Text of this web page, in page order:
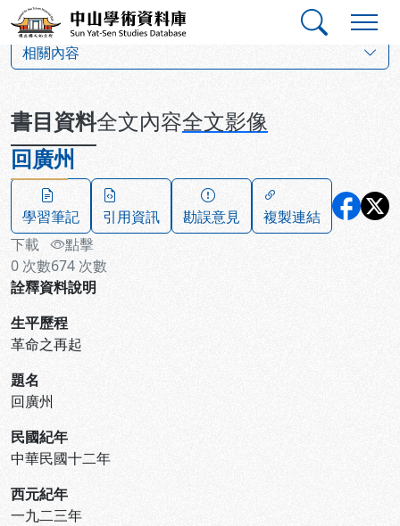
跳到主要內容
中山學術資料庫
相關內容
書目資料全文內容全文影像
回廣州
學習筆記 引用資訊 勘誤意見
複製連結
下載
0 次數
點擊
674 次數
詮釋資料說明
生平歷程
革命之再起
題名
回廣州
民國紀年
中華民國十二年
西元紀年
一九二三年